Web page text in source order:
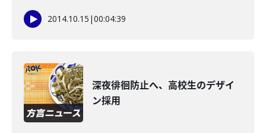
2014.10.15 |00:04:39
深夜徘徊防止へ、高校生のデザイ
ン採用